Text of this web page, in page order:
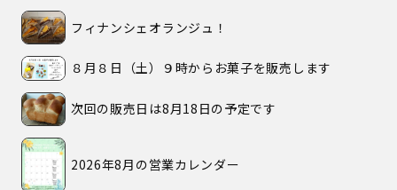
フィナンシェオランジュ！
８月８日（土）９時からお菓子を販売します
次回の販売日は8月18日の予定です
2026年8月の営業カレンダー